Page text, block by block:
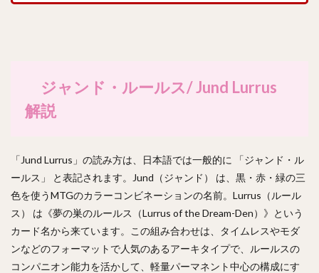
ジャンド・ルールス/ Jund Lurrus
解説
「Jund Lurrus」の読み方は、日本語では一般的に 「ジャンド・ル
ールス」 と表記されます。Jund（ジャンド） は、黒・赤・緑の三
色を使うMTGのカラーコンビネーションの名前。Lurrus（ルール
ス） は《夢の巣のルールス（Lurrus of the Dream-Den）》という
カード名から来ています。この組み合わせは、タイムレスやモダ
ンなどのフォーマットで人気のあるアーキタイプで、ルールスの
コンパニオン能力を活かして、軽量パーマネント中心の構成にす